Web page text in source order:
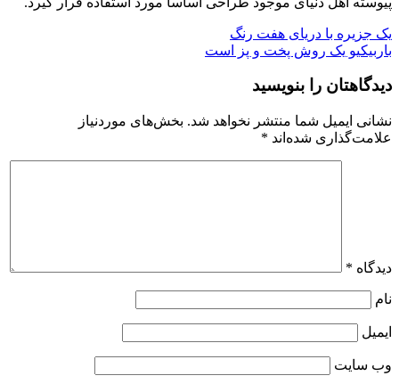
راهبری
نوشته
یک جزیره با دریای هفت رنگ
باربیکیو یک روش پخت و پز است
دیدگاهتان را بنویسید
نشانی ایمیل شما منتشر نخواهد شد. بخش‌های موردنیاز
علامت‌گذاری شده‌اند *
دیدگاه *
نام
ایمیل
وب‌ سایت